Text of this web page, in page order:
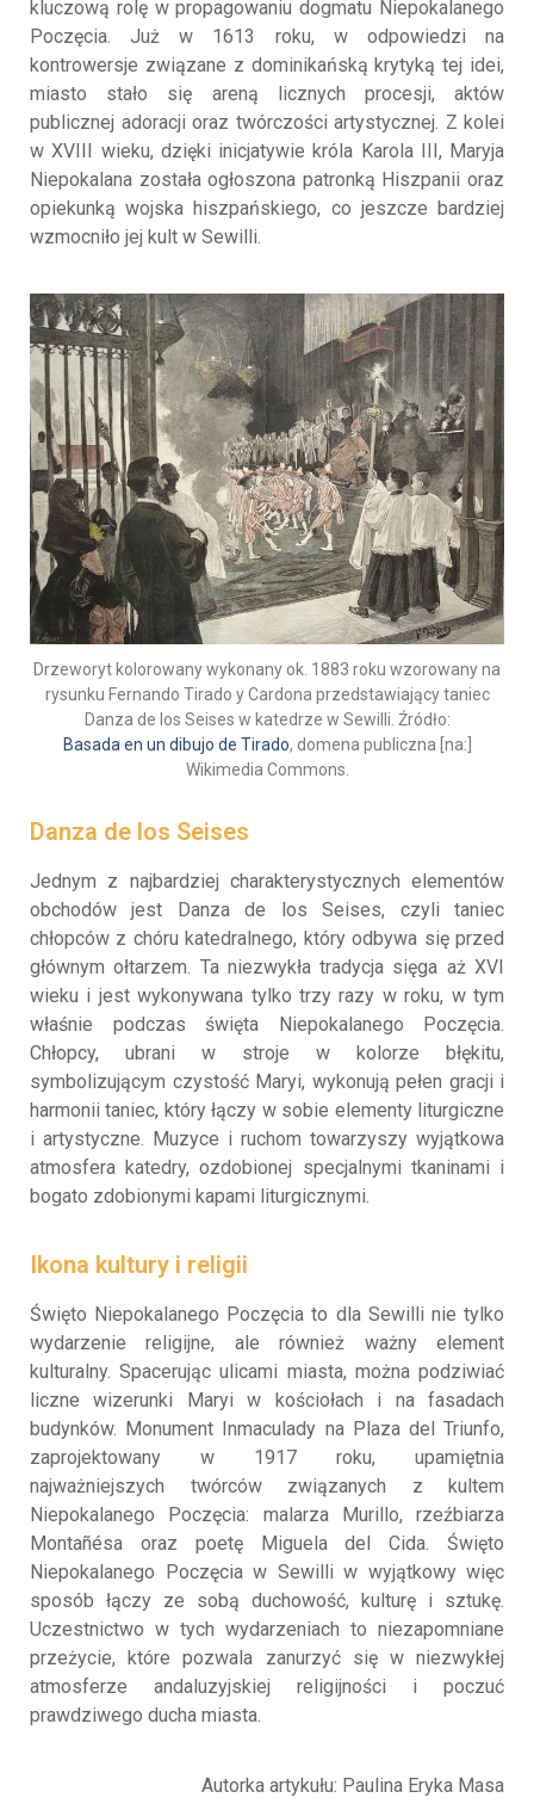
kluczową rolę w propagowaniu dogmatu Niepokalanego
Poczęcia. Już w 1613 roku, w odpowiedzi na
kontrowersje związane z dominikańską krytyką tej idei,
miasto stało się areną licznych procesji, aktów
publicznej adoracji oraz twórczości artystycznej. Z kolei
w XVIII wieku, dzięki inicjatywie króla Karola III, Maryja
Niepokalana została ogłoszona patronką Hiszpanii oraz
opiekunką wojska hiszpańskiego, co jeszcze bardziej
wzmocniło jej kult w Sewilli.
Drzeworyt kolorowany wykonany ok. 1883 roku wzorowany na
rysunku Fernando Tirado y Cardona przedstawiający taniec
Danza de los Seises w katedrze w Sewilli. Źródło:
Basada en un dibujo de Tirado, domena publiczna [na:]
Wikimedia Commons.
Danza de los Seises
Jednym z najbardziej charakterystycznych elementów
obchodów jest Danza de los Seises, czyli taniec
chłopców z chóru katedralnego, który odbywa się przed
głównym ołtarzem. Ta niezwykła tradycja sięga aż XVI
wieku i jest wykonywana tylko trzy razy w roku, w tym
właśnie podczas święta Niepokalanego Poczęcia.
Chłopcy, ubrani w stroje w kolorze błękitu,
symbolizującym czystość Maryi, wykonują pełen gracji i
harmonii taniec, który łączy w sobie elementy liturgiczne
i artystyczne. Muzyce i ruchom towarzyszy wyjątkowa
atmosfera katedry, ozdobionej specjalnymi tkaninami i
bogato zdobionymi kapami liturgicznymi.
Ikona kultury i religii
Święto Niepokalanego Poczęcia to dla Sewilli nie tylko
wydarzenie religijne, ale również ważny element
kulturalny. Spacerując ulicami miasta, można podziwiać
liczne wizerunki Maryi w kościołach i na fasadach
budynków. Monument Inmaculady na Plaza del Triunfo,
zaprojektowany w 1917 roku, upamiętnia
najważniejszych twórców związanych z kultem
Niepokalanego Poczęcia: malarza Murillo, rzeźbiarza
Montañésa oraz poetę Miguela del Cida. Święto
Niepokalanego Poczęcia w Sewilli w wyjątkowy więc
sposób łączy ze sobą duchowość, kulturę i sztukę.
Uczestnictwo w tych wydarzeniach to niezapomniane
przeżycie, które pozwala zanurzyć się w niezwykłej
atmosferze andaluzyjskiej religijności i poczuć
prawdziwego ducha miasta.
Autorka artykułu: Paulina Eryka Masa